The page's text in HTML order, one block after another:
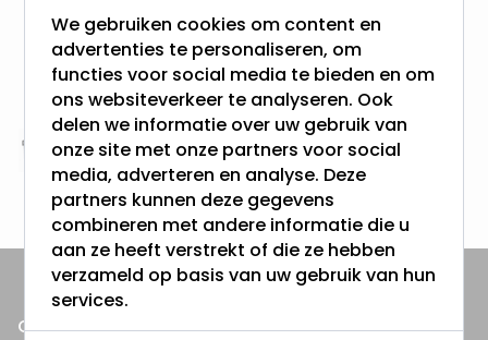
Gratis verzending + snel geleverd
Vanaf EUR100,- naar NL & BE
& 100 dagen recht op retour
Altijd uit eigen voorraad
3000m2 - 60.000+ Producten
ONZE PRODUCTEN
We gebruiken cookies om content en
advertenties te personaliseren, om
functies voor social media te bieden en om
ons websiteverkeer te analyseren. Ook
delen we informatie over uw gebruik van
onze site met onze partners voor social
media, adverteren en analyse. Deze
partners kunnen deze gegevens
combineren met andere informatie die u
aan ze heeft verstrekt of die ze hebben
verzameld op basis van uw gebruik van hun
services.